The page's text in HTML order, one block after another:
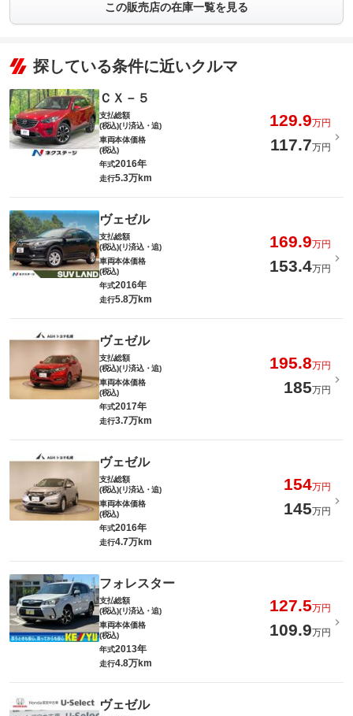
この販売店の在庫一覧を見る
探している条件に近いクルマ
ＣＸ－５
支払総額
(税込)(リ済込・追)
129.9万円
車両本体価格
(税込)
117.7万円
年式2016年
走行5.3万km
ヴェゼル
支払総額
(税込)(リ済込・追)
169.9万円
車両本体価格
(税込)
153.4万円
年式2016年
走行5.8万km
ヴェゼル
支払総額
(税込)(リ済込・追)
195.8万円
車両本体価格
(税込)
185万円
年式2017年
走行3.7万km
ヴェゼル
支払総額
(税込)(リ済込・追)
154万円
車両本体価格
(税込)
145万円
年式2016年
走行4.7万km
フォレスター
支払総額
(税込)(リ済込・追)
127.5万円
車両本体価格
(税込)
109.9万円
年式2013年
走行4.8万km
ヴェゼル